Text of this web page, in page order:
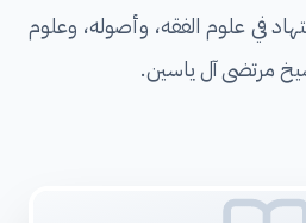
في علوم الفقه، وأصوله، وعلوم
مرتضى آل ياسين.